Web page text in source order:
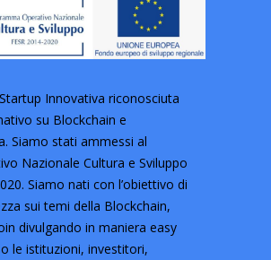
Innovativa riconosciuta
su Blockchain e
Siamo stati ammessi al
Nazionale Cultura e Sviluppo
Siamo nati con l’obiettivo di
sui temi della Blockchain,
divulgando in maniera easy
le istituzioni, investitori,